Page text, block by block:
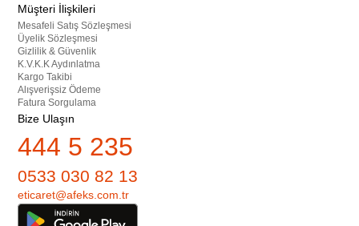
Müşteri İlişkileri
Mesafeli Satış Sözleşmesi
Üyelik Sözleşmesi
Gizlilik & Güvenlik
K.V.K.K Aydınlatma
Kargo Takibi
Alışverişsiz Ödeme
Fatura Sorgulama
Bize Ulaşın
444 5 235
0533 030 82 13
eticaret@afeks.com.tr